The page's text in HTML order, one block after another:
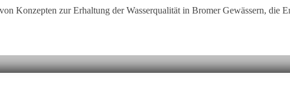
Konzepten zur Erhaltung der Wasserqualität in Bromer Gewässern, die